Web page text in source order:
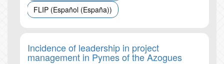
FLIP (Español (España))
Incidence of leadership in project
management in Pymes of the Azogues